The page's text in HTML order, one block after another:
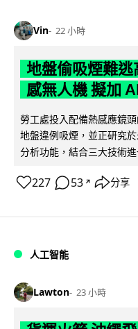
Vin 22 小時
地盤偷吸煙難
感無人機 擬加
勞工處投入配備熱感應鏡
地盤違例吸煙，並正研究
分析功能，結合三大技術
227 53 ↗ 分享
人工智能
Lawton 23 小時